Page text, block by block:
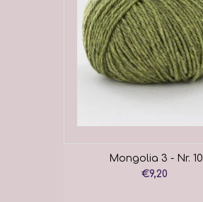
Mongolia 3 - Nr. 10
€9,20